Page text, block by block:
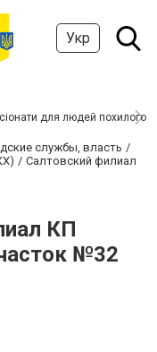
Укр
для людей похилого
службы, власть
Салтовский филиал
КП
№32